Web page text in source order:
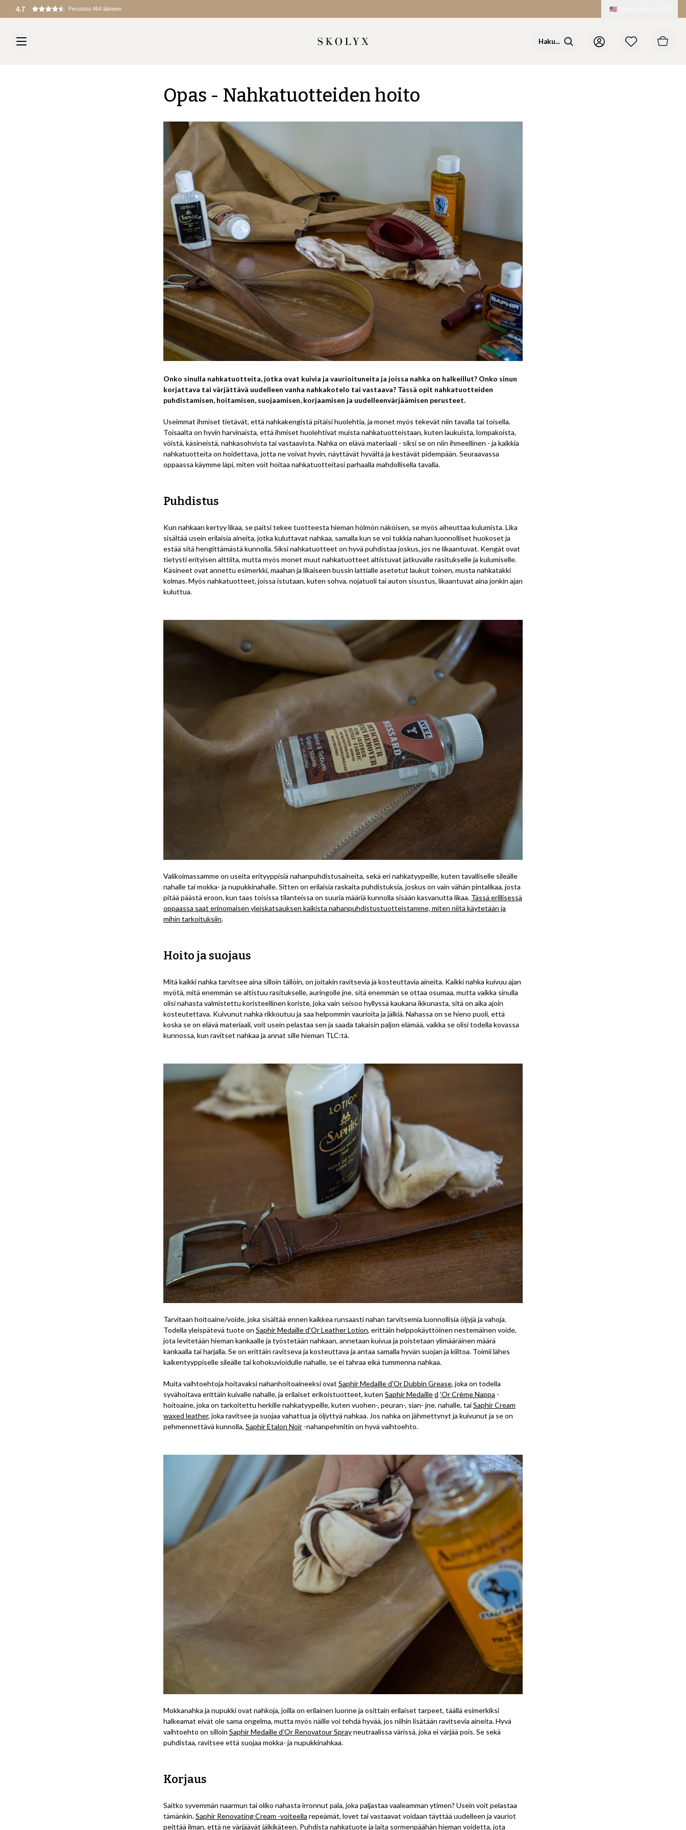
Tullit ja maksut peritään maahantuonnin yhteydessä 🇺🇸
Opas - Nahkatuotteiden hoito
Onko sinulla nahkatuotteita, jotka ovat kuivia ja vaurioituneita ja joissa nahka on halkeillut? Onko sinun
korjattava tai värjättävä uudelleen vanha nahkakotelo tai vastaava? Tässä opit nahkatuotteiden
puhdistamisen, hoitamisen, suojaamisen, korjaamisen ja uudelleenvärjäämisen perusteet.
Useimmat ihmiset tietävät, että nahkakengistä pitäisi huolehtia, ja monet myös tekevät niin tavalla tai toisella.
Toisaalta on hyvin harvinaista, että ihmiset huolehtivat muista nahkatuotteistaan, kuten laukuista, lompakoista,
vöistä, käsineistä, nahkasohvista tai vastaavista. Nahka on elävä materiaali - siksi se on niin ihmeellinen - ja kaikkia
nahkatuotteita on hoidettava, jotta ne voivat hyvin, näyttävät hyvältä ja kestävät pidempään. Seuraavassa
oppaassa käymme läpi, miten voit hoitaa nahkatuotteitasi parhaalla mahdollisella tavalla.
Puhdistus
Kun nahkaan kertyy likaa, se paitsi tekee tuotteesta hieman hölmön näköisen, se myös aiheuttaa kulumista. Lika
sisältää usein erilaisia aineita, jotka kuluttavat nahkaa, samalla kun se voi tukkia nahan luonnolliset huokoset ja
estää sitä hengittämästä kunnolla. Siksi nahkatuotteet on hyvä puhdistaa joskus, jos ne likaantuvat. Kengät ovat
tietysti erityisen alttiita, mutta myös monet muut nahkatuotteet altistuvat jatkuvalle rasitukselle ja kulumiselle.
Käsineet ovat annettu esimerkki, maahan ja likaiseen bussin lattialle asetetut laukut toinen, musta nahkatakki
kolmas. Myös nahkatuotteet, joissa istutaan, kuten sohva, nojatuoli tai auton sisustus, likaantuvat aina jonkin ajan
kuluttua.
Valikoimassamme on useita erityyppisiä nahanpuhdistusaineita, sekä eri nahkatyypeille, kuten tavalliselle sileälle
nahalle tai mokka- ja nupukkinahalle. Sitten on erilaisia raskaita puhdistuksia, joskus on vain vähän pintalikaa, josta
pitää päästä eroon, kun taas toisissa tilanteissa on suuria määriä kunnolla sisään kasvanutta likaa. Tässä erillisessä
oppaassa saat erinomaisen yleiskatsauksen kaikista nahanpuhdistustuotteistamme, miten niitä käytetään ja
mihin tarkoituksiin.
Hoito ja suojaus
Mitä kaikki nahka tarvitsee aina silloin tällöin, on joitakin ravitsevia ja kosteuttavia aineita. Kaikki nahka kuivuu ajan
myötä, mitä enemmän se altistuu rasitukselle, auringolle jne. sitä enemmän se ottaa osumaa, mutta vaikka sinulla
olisi nahasta valmistettu koristeellinen koriste, joka vain seisoo hyllyssä kaukana ikkunasta, sitä on aika ajoin
kosteutettava. Kuivunut nahka rikkoutuu ja saa helpommin vaurioita ja jälkiä. Nahassa on se hieno puoli, että
koska se on elävä materiaali, voit usein pelastaa sen ja saada takaisin paljon elämää, vaikka se olisi todella kovassa
kunnossa, kun ravitset nahkaa ja annat sille hieman TLC:tä.
Tarvitaan hoitoaine/voide, joka sisältää ennen kaikkea runsaasti nahan tarvitsemia luonnollisia öljyjä ja vahoja.
Todella yleispätevä tuote on Saphir Medaille d'Or Leather Lotion, erittäin helppokäyttöinen nestemäinen voide,
jota levitetään hieman kankaalle ja työstetään nahkaan, annetaan kuivua ja poistetaan ylimääräinen määrä
kankaalla tai harjalla. Se on erittäin ravitseva ja kosteuttava ja antaa samalla hyvän suojan ja kiiltoa. Toimii lähes
kaikentyyppiselle sileälle tai kohokuvioidulle nahalle, se ei tahraa eikä tummenna nahkaa.
Muita vaihtoehtoja hoitavaksi nahanhoitoaineeksi ovat Saphir Medaille d'Or Dubbin Grease, joka on todella
syvähoitava erittäin kuivalle nahalle, ja erilaiset erikoistuotteet, kuten Saphir Medailled 'Or Crème Nappa -
hoitoaine, joka on tarkoitettu herkille nahkatyypeille, kuten vuohen-, peuran-, sian- jne. nahalle, taiSaphir Cream
waxed leather, joka ravitsee ja suojaa vahattua ja öljyttyä nahkaa. Jos nahka on jähmettynyt ja kuivunut ja se on
pehmennettävä kunnolla, Saphir Etalon Noir -nahanpehmitin on hyvä vaihtoehto.
Mokkanahka ja nupukki ovat nahkoja, joilla on erilainen luonne ja osittain erilaiset tarpeet, täällä esimerkiksi
halkeamat eivät ole sama ongelma, mutta myös näille voi tehdä hyvää, jos niihin lisätään ravitsevia aineita. Hyvä
vaihtoehto on silloin Saphir Medaille d'Or Renovatour Sprayneutraalissa värissä, joka ei värjää pois. Se sekä
puhdistaa, ravitsee että suojaa mokka- ja nupukkinahkaa.
Korjaus
Saitko syvemmän naarmun tai oliko nahasta irronnut pala, joka paljastaa vaaleamman ytimen? Usein voit pelastaa
tämänkin.Saphir Renovating Cream -voiteella repeämät, lovet tai vastaavat voidaan täyttää uudelleen ja vauriot
peittää ilman, että ne värjäävät jälkikäteen. Puhdista nahkatuote ja laita sormenpäähän hieman voidetta, jota